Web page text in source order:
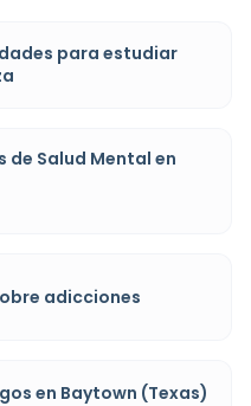
para estudiar
de Salud Mental en
adicciones
en Baytown (Texas)